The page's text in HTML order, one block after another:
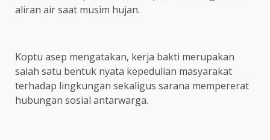
aliran air saat musim hujan.
Koptu asep mengatakan, kerja bakti merupakan
salah satu bentuk nyata kepedulian masyarakat
terhadap lingkungan sekaligus sarana mempererat
hubungan sosial antarwarga.